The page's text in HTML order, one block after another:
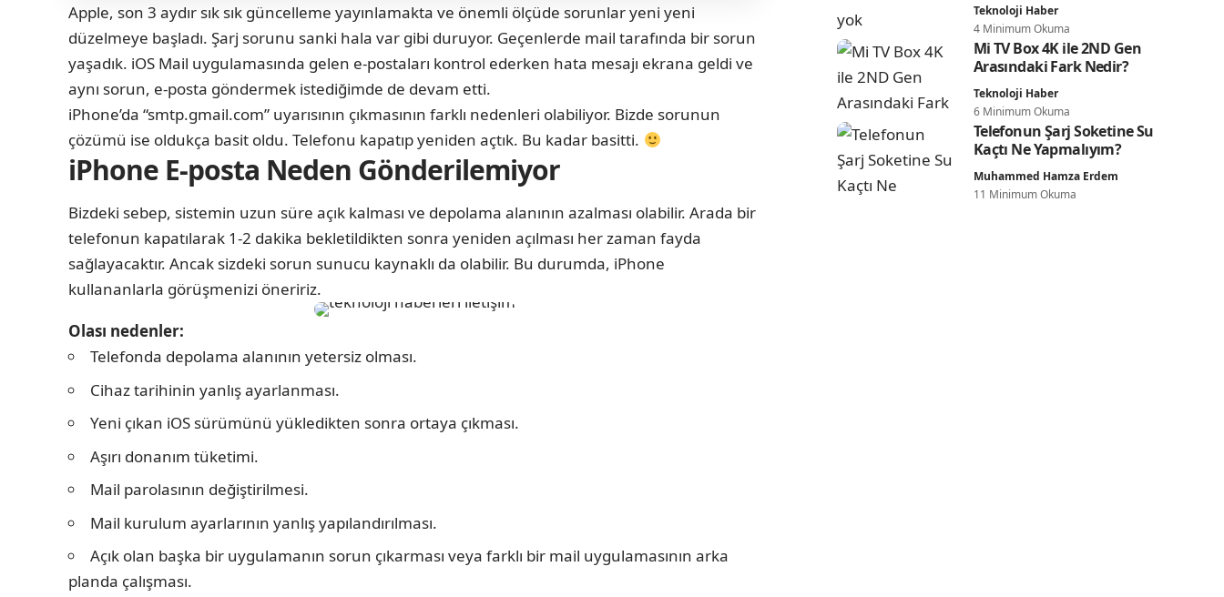
Apple, son 3 aydır sık sık güncelleme yayınlamakta ve önemli ölçüde sorunlar yeni yeni
düzelmeye başladı. Şarj sorunu sanki hala var gibi duruyor. Geçenlerde mail tarafında bir sorun
yaşadık. iOS Mail uygulamasında gelen e-postaları kontrol ederken hata mesajı ekrana geldi ve
aynı sorun, e-posta göndermek istediğimde de devam etti.
iPhone’da “smtp.gmail.com” uyarısının çıkmasının farklı nedenleri olabiliyor. Bizde sorunun
çözümü ise oldukça basit oldu. Telefonu kapatıp yeniden açtık. Bu kadar basitti.
iPhone E-posta Neden Gönderilemiyor
Bizdeki sebep, sistemin uzun süre açık kalması ve depolama alanının azalması olabilir. Arada bir
telefonun kapatılarak 1-2 dakika bekletildikten sonra yeniden açılması her zaman fayda
sağlayacaktır. Ancak sizdeki sorun sunucu kaynaklı da olabilir. Bu durumda, iPhone
kullananlarla görüşmenizi öneririz.
Olası nedenler:
Telefonda depolama alanının yetersiz olması.
Cihaz tarihinin yanlış ayarlanması.
Yeni çıkan iOS sürümünü yükledikten sonra ortaya çıkması.
Aşırı donanım tüketimi.
Mail parolasının değiştirilmesi.
Mail kurulum ayarlarının yanlış yapılandırılması.
Açık olan başka bir uygulamanın sorun çıkarması veya farklı bir mail uygulamasının arka
planda çalışması.
Teknoloji Haber
4 Minimum Okuma
Mi TV Box 4K ile 2ND Gen
Arasındaki Fark Nedir?
Teknoloji Haber
6 Minimum Okuma
Telefonun Şarj Soketine Su
Kaçtı Ne Yapmalıyım?
Muhammed Hamza Erdem
11 Minimum Okuma